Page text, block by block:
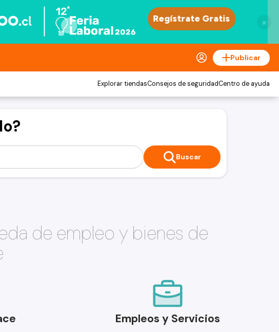
×
Publicar
Explorar tiendasConsejos de seguridadCentro de ayuda
Buscar
de empleo y bienes de
Empleos y Servicios